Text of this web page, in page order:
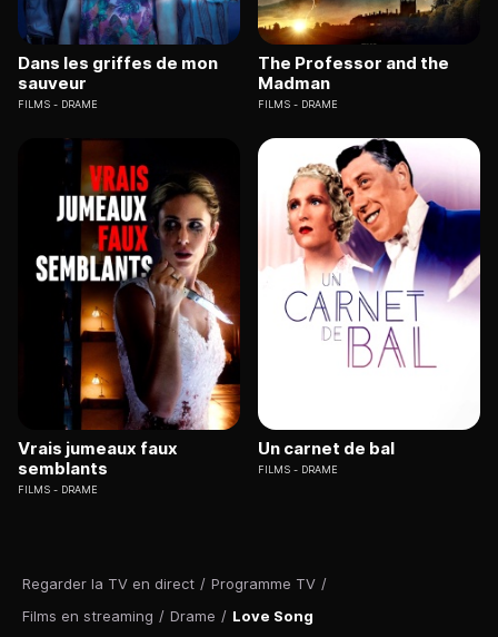
Regarder la TV en direct / Programme TV /
Films en streaming / Drame / Love Song
Dans les griffes de mon
sauveur
FILMS DRAME
The Professor and the
Madman
FILMS DRAME
Vrais jumeaux faux
semblants
FILMS DRAME
Un carnet de bal
FILMS DRAME